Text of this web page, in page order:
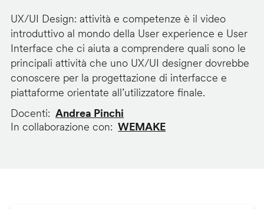
UX/UI Design: attività e competenze è il video
introduttivo al mondo della User experience e User
Interface che ci aiuta a comprendere quali sono le
principali attività che uno UX/UI designer dovrebbe
conoscere per la progettazione di interfacce e
piattaforme orientate all’utilizzatore finale.
Docenti
Andrea Pinchi
In collaborazione con
WEMAKE